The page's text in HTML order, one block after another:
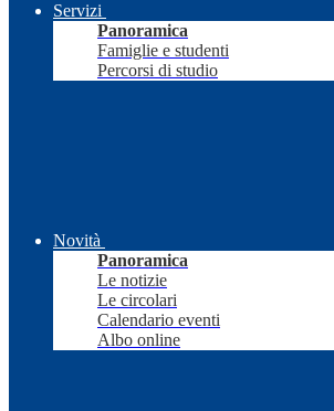
Servizi
Panoramica
Famiglie e studenti
Percorsi di studio
Novità
Panoramica
Le notizie
Le circolari
Calendario eventi
Albo online